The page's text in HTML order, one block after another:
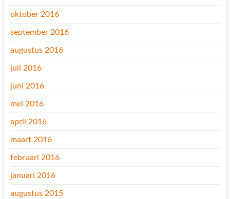
oktober 2016
september 2016
augustus 2016
juli 2016
juni 2016
mei 2016
april 2016
maart 2016
februari 2016
januari 2016
augustus 2015